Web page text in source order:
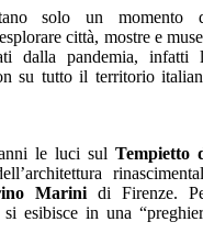
solo un momento
città, mostre e
dalla pandemia, infatti
su tutto il territorio
le luci sul Tempietto
Marinidi Firenze.
si esibisce in una